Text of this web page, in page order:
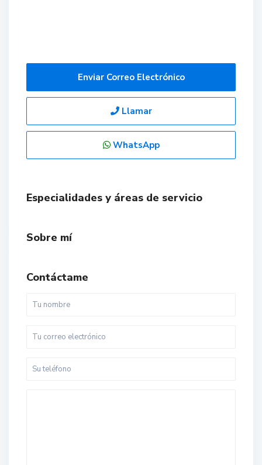
Enviar Correo Electrónico
Llamar
WhatsApp
Especialidades y áreas de servicio
Sobre mí
Contáctame